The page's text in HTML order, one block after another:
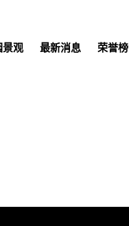
景观 最新消息 荣誉榜